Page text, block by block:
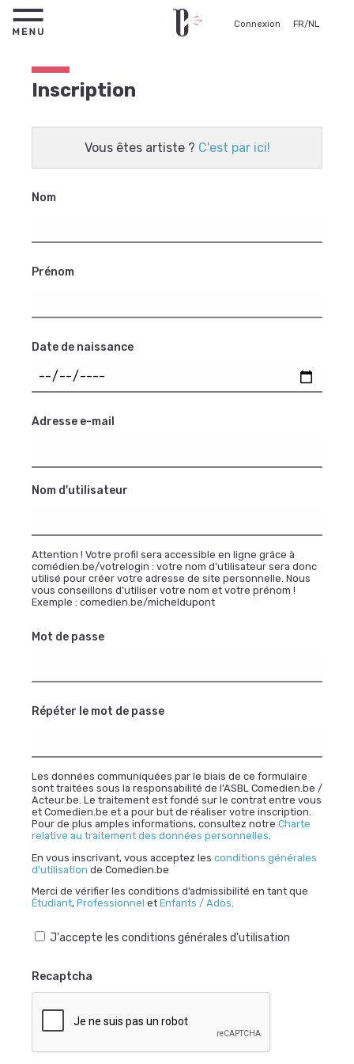
Connexion FR/NL
Inscription
Vous êtes artiste ? C'est par ici!
Nom
Prénom
Date de naissance
Adresse e-mail
Nom d'utilisateur
Attention ! Votre profil sera accessible en ligne grâce à
comédien.be/votrelogin : votre nom d'utilisateur sera donc
utilisé pour créer votre adresse de site personnelle. Nous
vous conseillons d’utiliser votre nom et votre prénom !
Exemple : comedien.be/micheldupont
Mot de passe
Répéter le mot de passe
Les données communiquées par le biais de ce formulaire
sont traitées sous la responsabilité de l’ASBL Comedien.be /
Acteur.be. Le traitement est fondé sur le contrat entre vous
et Comedien.be et a pour but de réaliser votre inscription.
Pour de plus amples informations, consultez notre Charte
relative au traitement des données personnelles
En vous inscrivant, vous acceptez les conditions générales
d'utilisation de Comedien.be
Merci de vérifier les conditions d’admissibilité en tant que
Étudiant, Professionnel et Enfants / Ados.
J'accepte les conditions générales d'utilisation
Recaptcha